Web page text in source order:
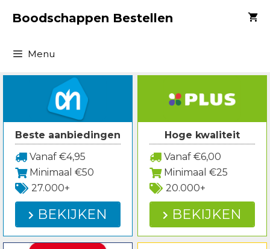
naarBoodschappen Bestellen
Menu
Beste aanbiedingen
Vanaf €4,95
Minimaal €50
27.000+
BEKIJKEN
Hoge kwaliteit
Vanaf €6,00
Minimaal €25
20.000+
BEKIJKEN